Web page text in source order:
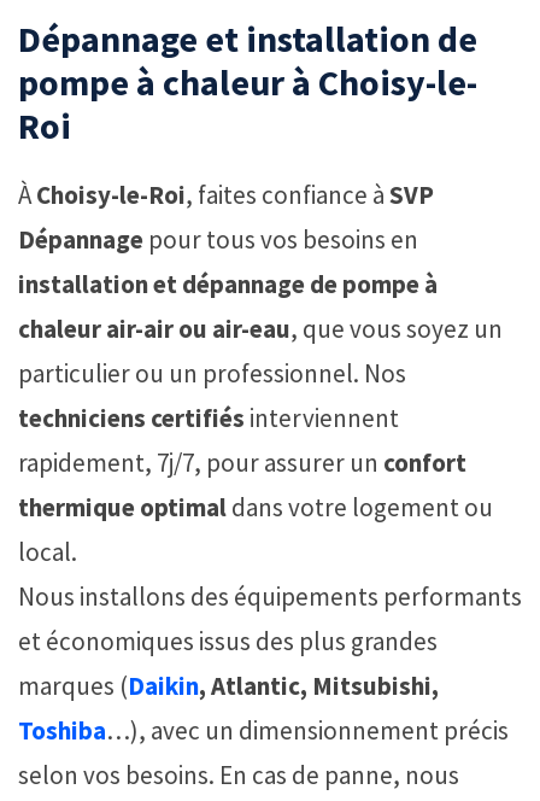
Dépannage et installation de
pompe à chaleur à Choisy-le-
Roi
ÀChoisy-le-Roi, faites confiance àSVP
Dépannage pour tous vos besoins en
installation et dépannage de pompe à
chaleur air-air ou air-eau, que vous soyez un
particulier ou un professionnel. Nos
techniciens certifiés interviennent
rapidement, 7j/7, pour assurer un confort
thermique optimaldans votre logement ou
local.
Nous installons des équipements performants
et économiques issus des plus grandes
marques (Daikin, Atlantic, Mitsubishi,
Toshiba…), avec un dimensionnement précis
selon vos besoins. En cas de panne, nous